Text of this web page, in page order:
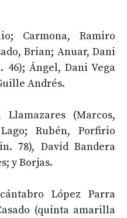
Carmona, Ramiro
Brian; Anuar, Dani
46); Ángel, Dani Vega
Andrés.
Llamazares (Marcos,
Rubén, Porfirio
78), David Bandera
y Borjas.
López Parra
(quinta amarilla